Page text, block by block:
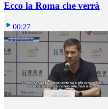
Ecco la Roma che verrà
00:27